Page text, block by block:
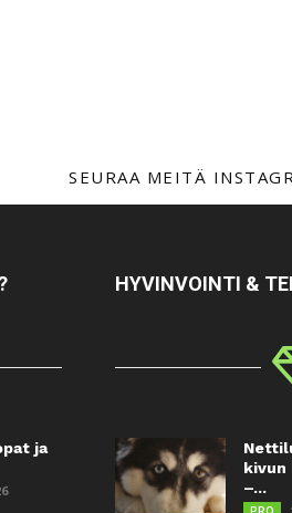
SEURAA MEITÄ
ja
HYVINVOINTI &
kivun
–...